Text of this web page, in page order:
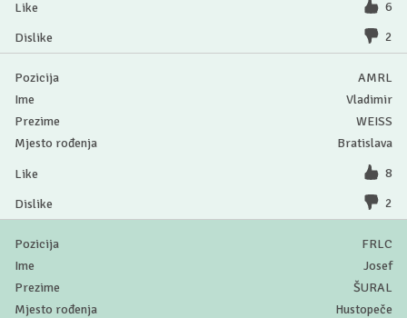
6
2
AMRL
Vladimir
WEISS
Bratislava
8
2
FRLC
Josef
ŠURAL
Hustopeče